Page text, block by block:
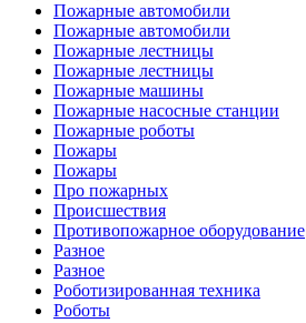
Пожарные автомобили
Пожарные автомобили
Пожарные лестницы
Пожарные лестницы
Пожарные машины
Пожарные насосные станции
Пожарные роботы
Пожары
Пожары
Про пожарных
Происшествия
Противопожарное оборудование
Разное
Разное
Роботизированная техника
Роботы